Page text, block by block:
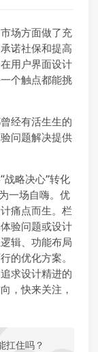
场方面做了充
诺社保和提高
用户界面设计
个触点都能挑
经有活生生的
问题解决提供
战略决心”转化
一场自嗨。优
痛点而生。栏
验问题或设计
辑、功能布局
的优化方案。
求设计精进的
，快来关注，
扛住吗？